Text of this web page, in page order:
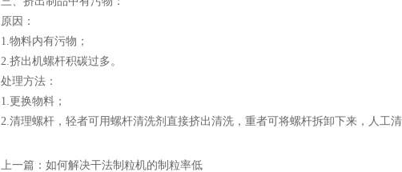
原因：
1.物料内有污物；
2.挤出机螺杆积碳过多。
处理方法：
1.更换物料；
2.清理螺杆，轻者可用螺杆清洗剂直接挤出清洗，重者可将螺杆拆卸下来，人工
上一篇： 如何解决干法制粒机的制粒率低